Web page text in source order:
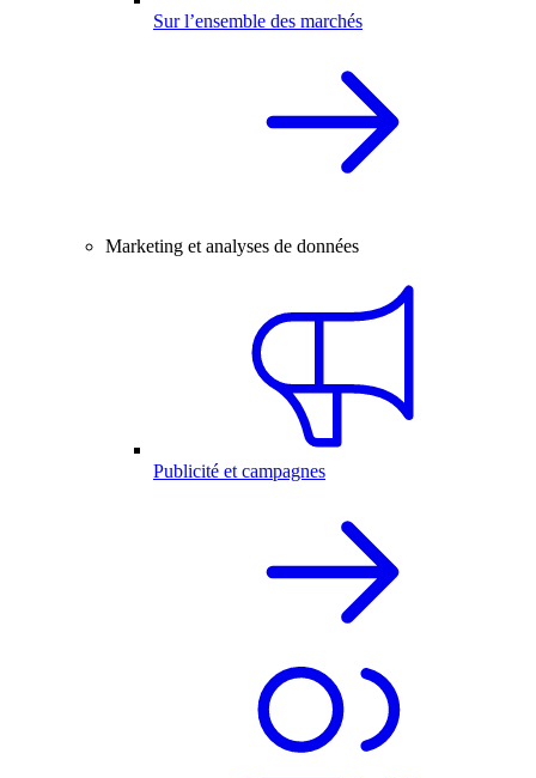
Sur l’ensemble des marchés
Marketing et analyses de données
Publicité et campagnes